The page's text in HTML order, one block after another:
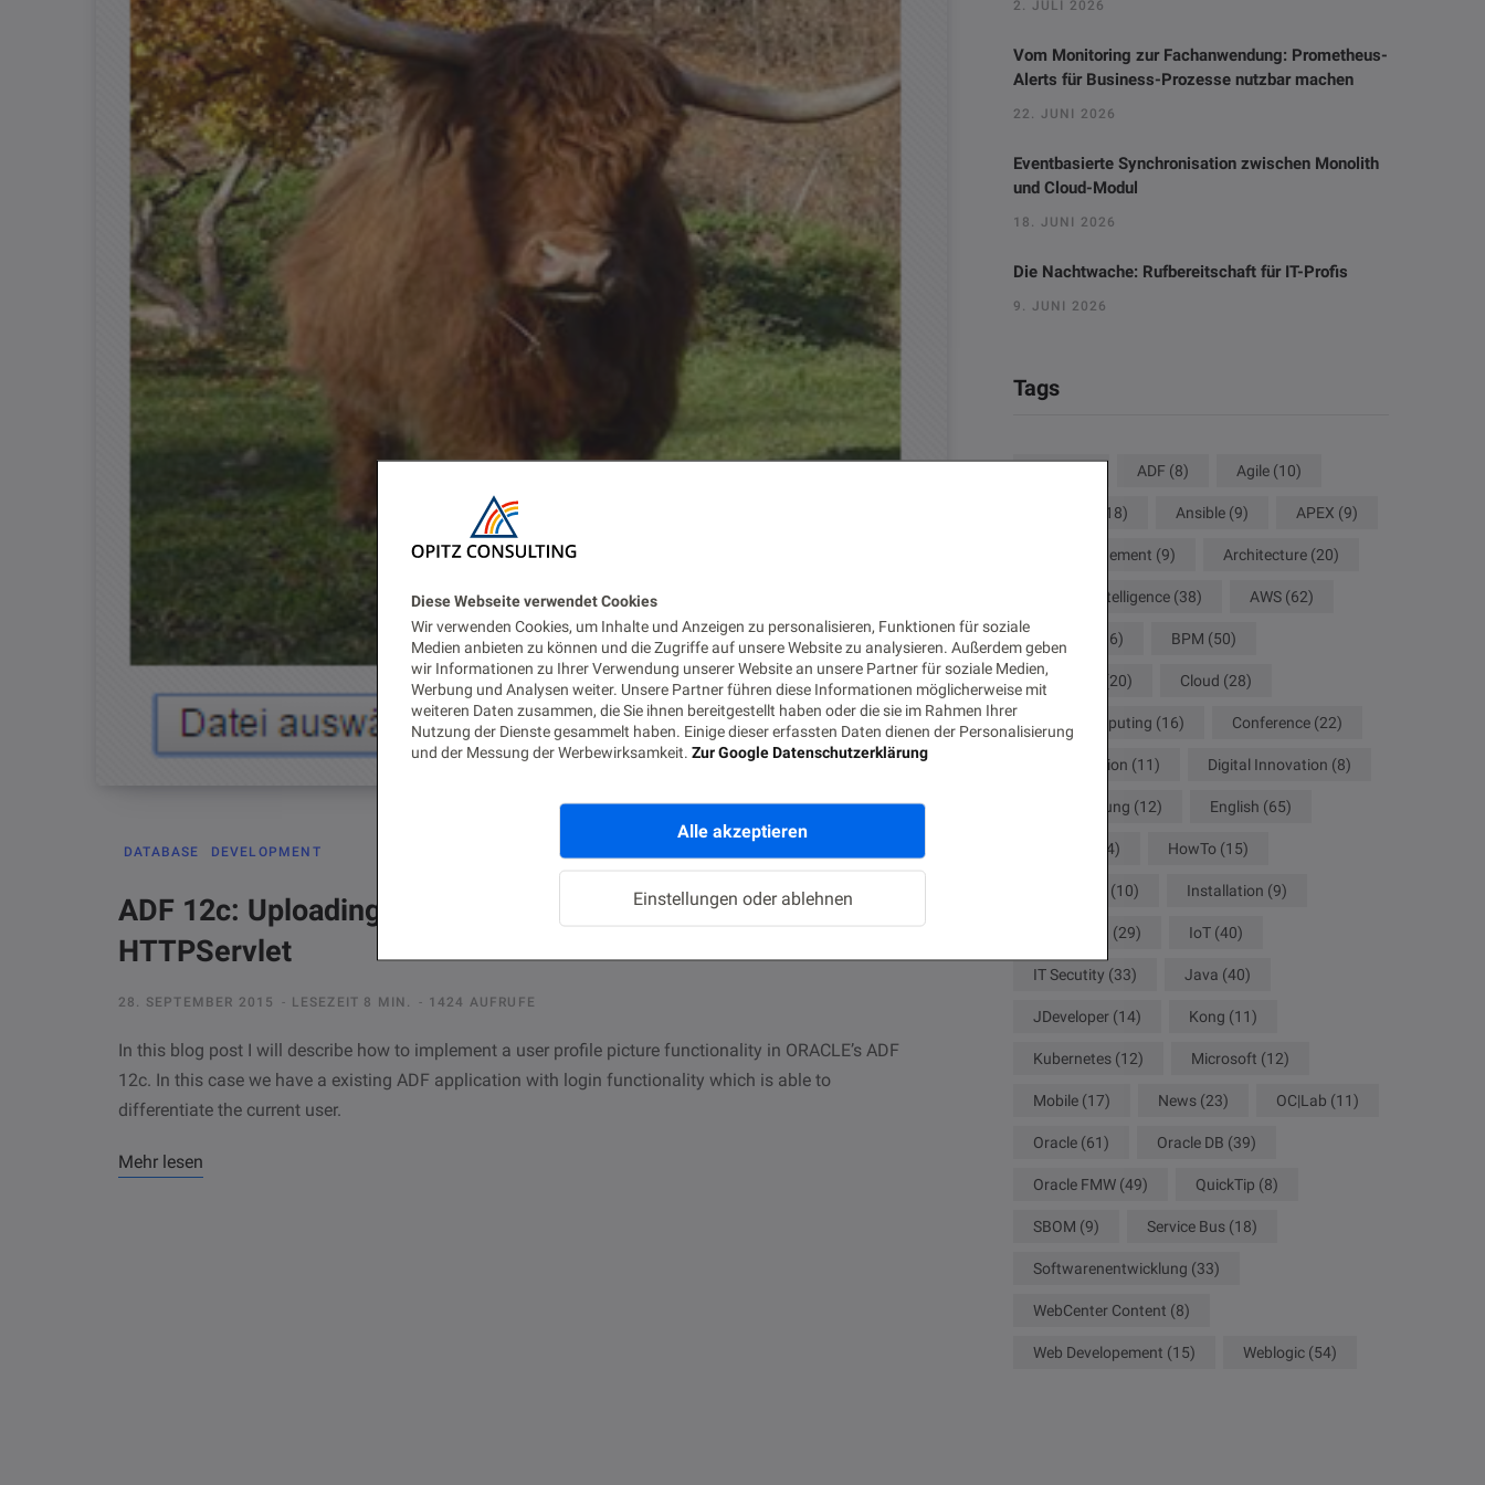
Diese Webseite verwendet Cookies
Wir verwenden Cookies, um Inhalte und Anzeigen zu personalisieren, Funktionen für soziale
Medien anbieten zu können und die Zugriffe auf unsere Website zu analysieren. Außerdem geben
wir Informationen zu Ihrer Verwendung unserer Website an unsere Partner für soziale Medien,
Werbung und Analysen weiter. Unsere Partner führen diese Informationen möglicherweise mit
weiteren Daten zusammen, die Sie ihnen bereitgestellt haben oder die sie im Rahmen Ihrer
Nutzung der Dienste gesammelt haben. Einige dieser erfassten Daten dienen der Personalisierung
und der Messung der Werbewirksamkeit. Zur Google Datenschutzerklärung
Alle akzeptieren
Einstellungen oder ablehnen
DATABASE DEVELOPMENT
ADF 12c: Uploading a profile picture to database via
HTTPServlet
28. SEPTEMBER 2015 LESEZEIT 8 MIN. 1424 AUFRUFE
In this blog post I will describe how to implement a user profile picture functionality in ORACLE’s ADF
12c. In this case we have a existing ADF application with login functionality which is able to
differentiate the current user.
Mehr lesen
2. JULI 2026
Vom Monitoring zur Fachanwendung: Prometheus-
Alerts für Business-Prozesse nutzbar machen
22. JUNI 2026
Eventbasierte Synchronisation zwischen Monolith
und Cloud-Modul
18. JUNI 2026
Die Nachtwache: Rufbereitschaft für IT-Profis
9. JUNI 2026
Tags
ADF (8) Agile (10)
(18) Ansible (9) APEX (9)
API Management (9) Architecture (20)
Artificial Intelligence (38) AWS (62)
Big Data (16) BPM (50)
Camunda (20) Cloud (28)
Cloud Computing (16) Conference (22)
Configuration (11) Digital Innovation (8)
Digitalisierung (12) English (65)
(34) HowTo (15)
(10) Installation (9)
(29) IoT (40)
IT Secutity (33) Java (40)
JDeveloper (14) Kong (11)
Kubernetes (12) Microsoft (12)
Mobile (17) News (23) OC|Lab (11)
Oracle (61) Oracle DB (39)
Oracle FMW (49) QuickTip (8)
SBOM (9) Service Bus (18)
Softwarenentwicklung (33)
WebCenter Content (8)
Web Developement (15) Weblogic (54)